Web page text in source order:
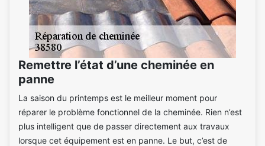
Remettre l’état d’une cheminée en
panne
La saison du printemps est le meilleur moment pour
réparer le problème fonctionnel de la cheminée. Rien n’est
plus intelligent que de passer directement aux travaux
lorsque cet équipement est en panne. Le but, c’est de